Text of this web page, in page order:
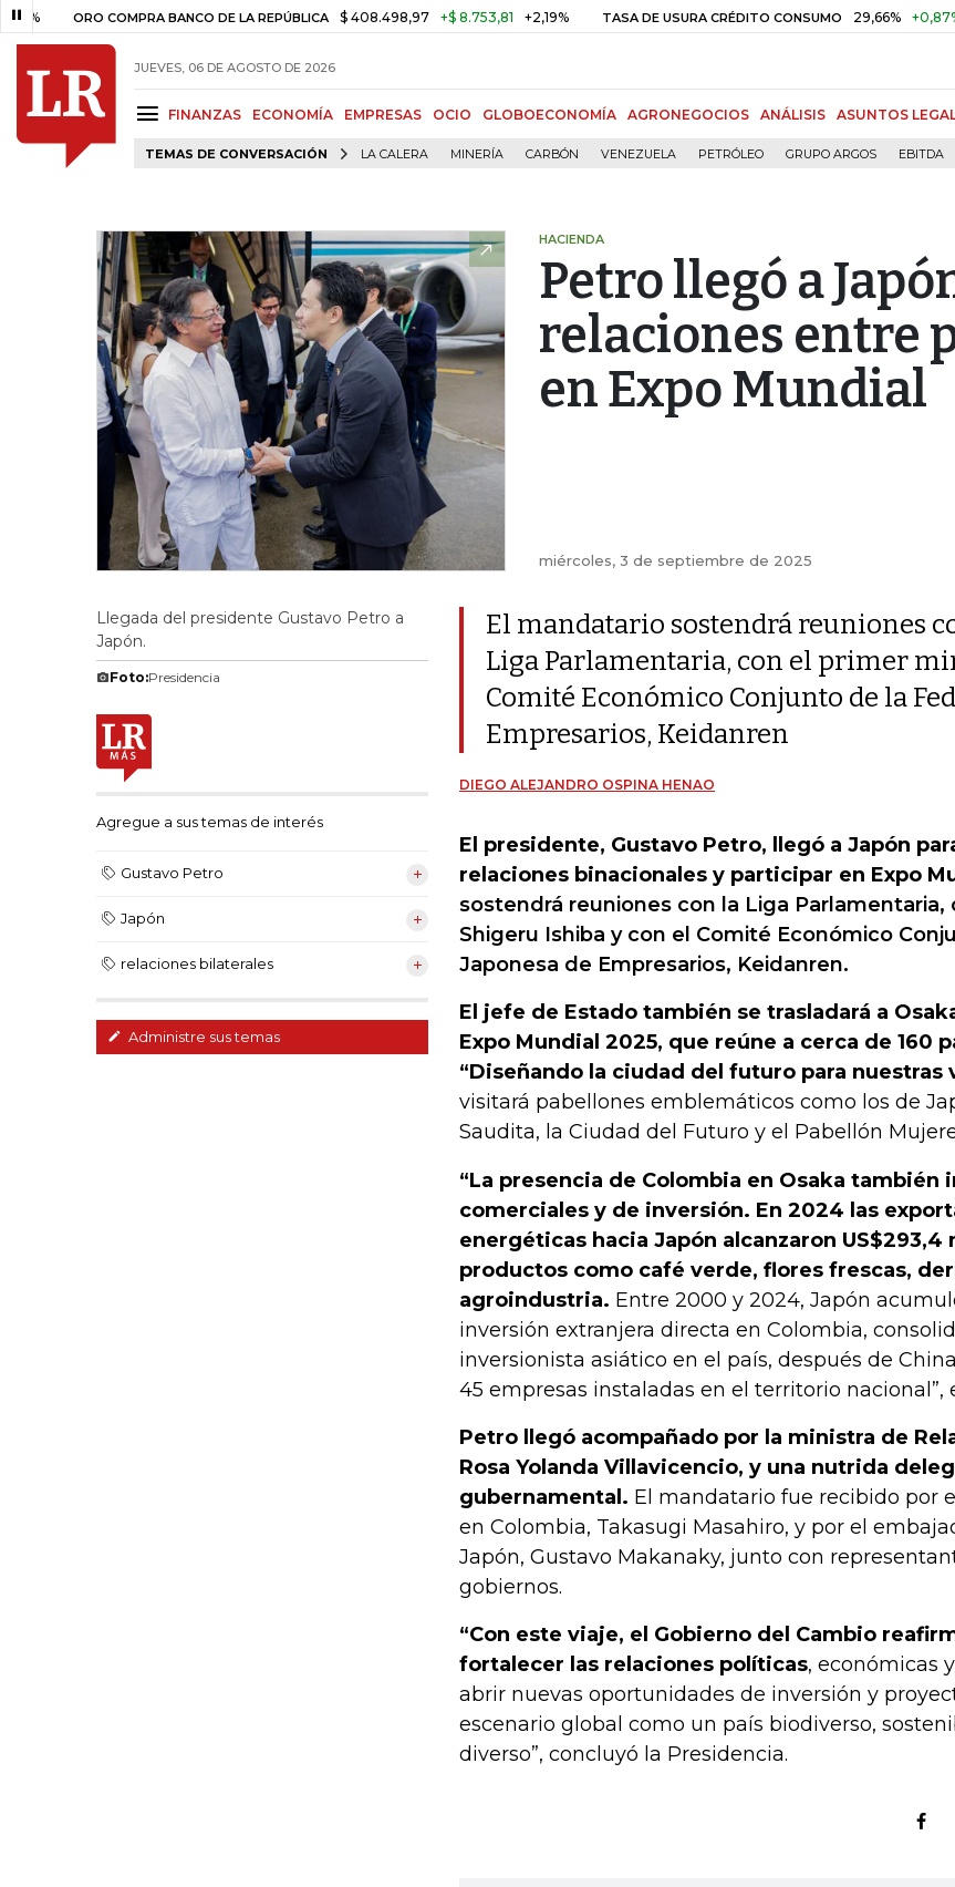
ORO COMPRA BANCO DE LA REPÚBLICA $ 408.498,97 +$ 8.753,81 +2,19% TASA DE USURA CRÉDITO CONSUMO 29,66% +0,87%
JUEVES, 06 DE AGOSTO DE 2026
FINANZAS ECONOMÍA EMPRESAS OCIO GLOBOECONOMÍA AGRONEGOCIOS ANÁLISIS ASUNTOS
TEMAS DE CONVERSACIÓN LA CALERA MINERÍA CARBÓN VENEZUELA PETRÓLEO GRUPO ARGOS EBITDA
HACIENDA
Petro llegó a
relaciones entre
en Expo Mundial
miércoles, 3 de septiembre de 2025
Llegada del presidente Gustavo Petro a
Japón.
Foto:Presidencia
Agregue a sus temas de interés
Gustavo Petro
Japón
relaciones bilaterales
Administre sus temas
El mandatario sostendrá reuniones
Liga Parlamentaria, con el primer
Comité Económico Conjunto de la
Empresarios, Keidanren
DIEGO ALEJANDRO OSPINA HENAO
El presidente, Gustavo Petro, llegó a Japón
relaciones binacionales y participar en Expo
sostendrá reuniones con la Liga
Shigeru Ishiba y con el Comité Económico
Japonesa de Empresarios, Keidanren.
El jefe de Estado también se trasladará a
Expo Mundial 2025, que reúne a cerca de 160
“Diseñando la ciudad del futuro para nuestras
visitará pabellones emblemáticos como los de
Saudita, la Ciudad del Futuro y el Pabellón
“La presencia de Colombia en Osaka también
comerciales y de inversión. En 2024 las
energéticas hacia Japón alcanzaron US$293,4
productos como café verde, flores frescas,
agroindustria. Entre 2000 y 2024, Japón
inversión extranjera directa en Colombia,
inversionista asiático en el país, después de
45 empresas instaladas en el territorio nacional”,
Petro llegó acompañado por la ministra de
Rosa Yolanda Villavicencio, y una nutrida
gubernamental. El mandatario fue recibido por
en Colombia, Takasugi Masahiro, y por el
Japón, Gustavo Makanaky, junto con
gobiernos.
“Con este viaje, el Gobierno del Cambio
fortalecer las relaciones políticas, económicas
abrir nuevas oportunidades de inversión y
escenario global como un país biodiverso,
diverso”, concluyó la Presidencia.